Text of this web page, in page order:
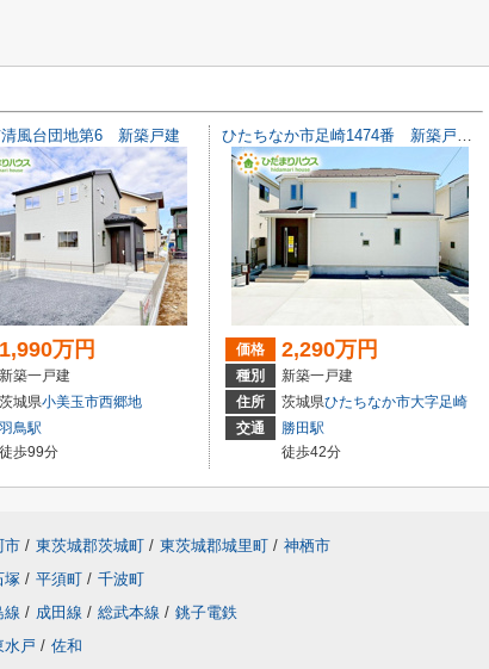
風台団地第6 新築戸建
1,990万円
新築一戸建
茨城県小美玉市西郷地
羽鳥駅
徒歩99分
ひたちなか市足崎1474番 新築戸建 D号棟
価格 2,290万円
種別
新築一戸建
住所
茨城県ひたちなか市大字足崎
交通
勝田駅
徒歩42分
市 / 東茨城郡茨城町 / 東茨城郡城里町 / 神栖市
塚 / 平須町 / 千波町
線 / 成田線 / 総武本線 / 銚子電鉄
水戸 / 佐和